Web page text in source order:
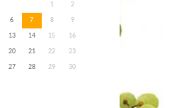
1
2
6 7 8
9
13 14 15
16
20 21 22
23
27 28 29
30